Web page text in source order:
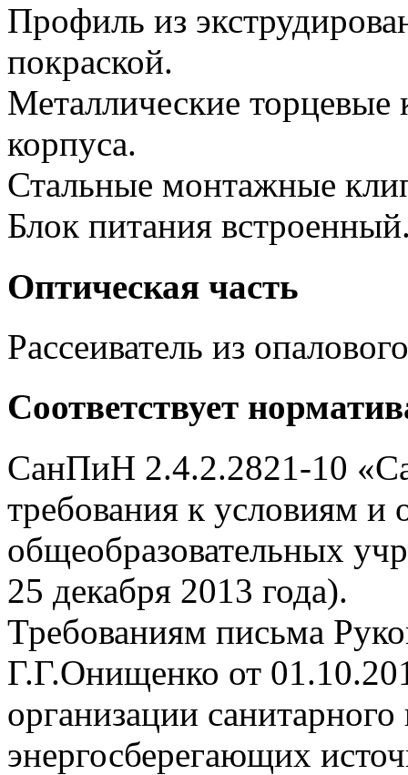
Профиль из
покраской.
Металлические
корпуса.
Стальные монтажные
Блок питания
Оптическая часть
Рассеиватель из
Соответствует
СанПиН 2.4.2.2821-10
требования к условиям и
общеобразовательных
25 декабря 2013 года).
Требованиям письма
Г.Г.Онищенко от
организации
энергосберегающих